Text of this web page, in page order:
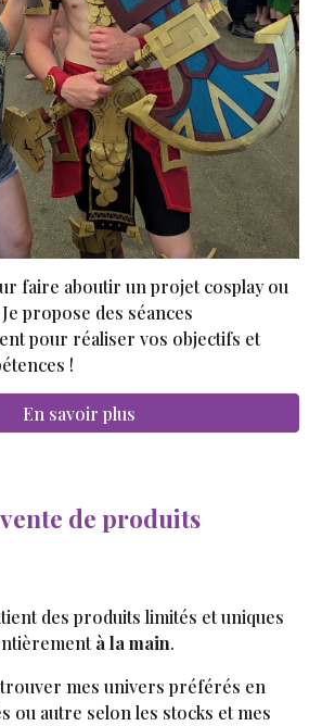
faire aboutir un projet cosplay ou
propose des séances
pour réaliser vos objectifs et
!
En savoir plus
de produits
des produits limités et uniques
à la main.
mes univers préférés en
ou autre selon les stocks et mes